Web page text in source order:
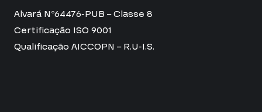
Alvará Nº64476-PUB – Classe 8
Certificação ISO 9001
Qualificação AICCOPN – R.U-I.S.